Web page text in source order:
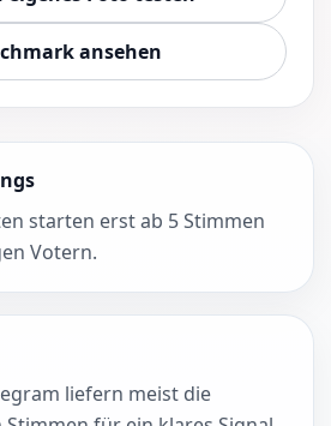
ansehen
starten erst ab 5 Stimmen
Votern.
liefern meist die